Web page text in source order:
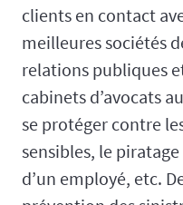
clients en contact
meilleures sociétés
relations publiques
cabinets d’avocats
se protéger contre
sensibles, le
d’un employé, etc.